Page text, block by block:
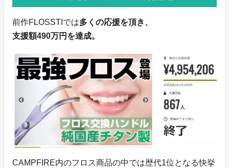
前作FLOSSTIでは多くの応援を頂き、
支援額490万円を達成。
CAMPFIRE内のフロス商品の中では歴代1位となる快挙